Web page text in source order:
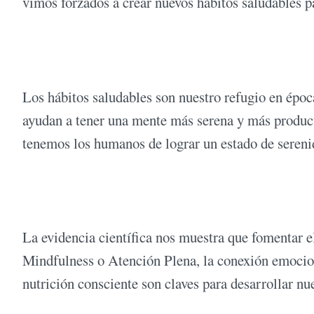
Los hábitos saludables son nuestro refugio en
ayudan a tener una mente más serena y más
tenemos los humanos de lograr un estado de
La evidencia científica nos muestra que fomentar
Mindfulness o Atención Plena, la conexión
nutrición consciente son claves para desarrollar